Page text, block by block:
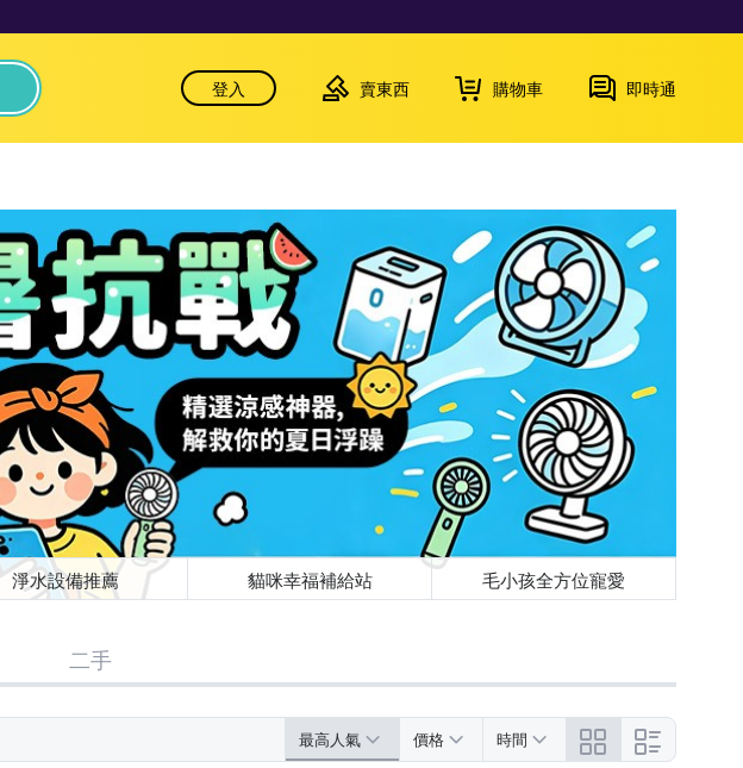
登入 賣東西 購物車 即時通
淨水設備推薦 貓咪幸福補給站 毛小孩全方位寵愛
二手
最高人氣 價格 時間